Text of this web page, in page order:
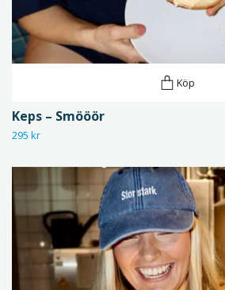
Köp
Keps – Smööör
295 kr